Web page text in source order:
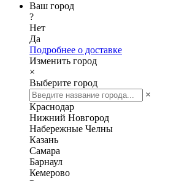
Ваш город
?
Нет
Да
Подробнее о доставке
Изменить город
×
Выберите город
×
Краснодар
Нижний Новгород
Набережные Челны
Казань
Самара
Барнаул
Кемерово